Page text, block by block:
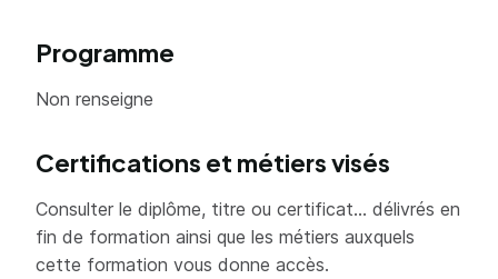
acteurs organisant l'acte de conduire (le
technique, le conducteur, ..).
2. Connaitre la technologie des gerbeurs
utilisés, l'alimentation en énergie électrique, la
terminologie, les dispositifs de sécurité, les
équipements de préhension ainsi que les
modes de propulsion, de transmission ou de
Programme
Non renseigne
Certifications et métiers visés
Consulter le diplôme, titre ou certificat... délivrés en
fin de formation ainsi que les métiers auxquels
cette formation vous donne accès.